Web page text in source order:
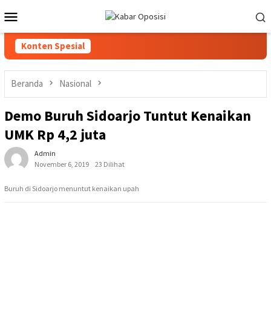
ke
kontenMobile
Konten Spesial
Beranda Nasional
Demo Buruh Sidoarjo Tuntut Kenaikan
UMK Rp 4,2 juta
Admin
November 6, 2019
23 Dilihat
Buruh di Sidoarjo menuntut kenaikan upah